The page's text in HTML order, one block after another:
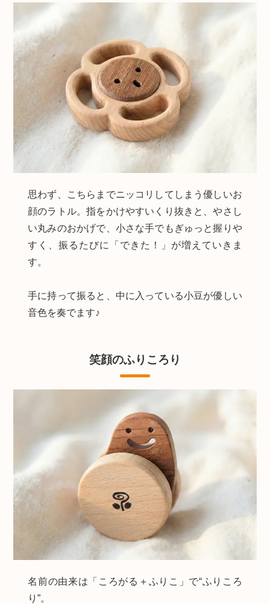
思わず、こちらまでニッコリしてしまう優しいお
顔のラトル。指をかけやすいくり抜きと、やさし
い丸みのおかげで、小さな手でもぎゅっと握りや
すく、振るたびに「できた！」が増えていきま
す。
手に持って振ると、中に入っている小豆が優しい
音色を奏でます♪
笑顔のふりころり
名前の由来は「ころがる＋ふりこ」で“ふりころ
り”。